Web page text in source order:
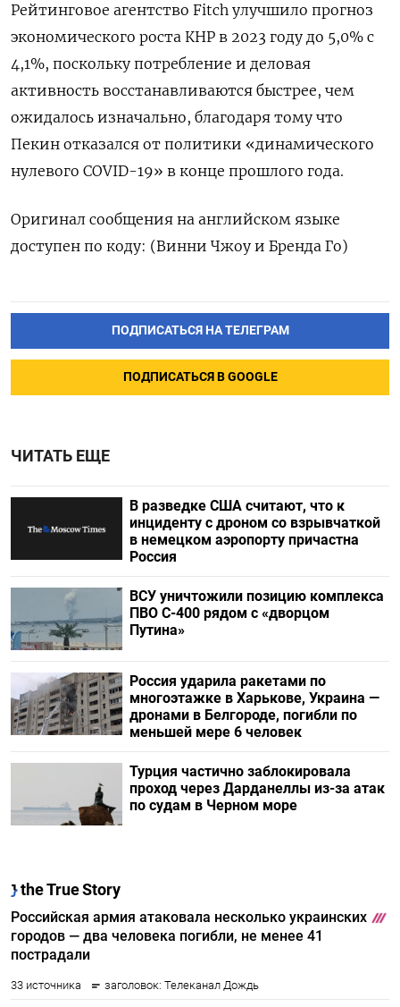
Рейтинговое агентство Fitch улучшило прогноз
экономического роста КНР в 2023 году до 5,0% с
4,1%, поскольку потребление и деловая
активность восстанавливаются быстрее, чем
ожидалось изначально, благодаря тому что
Пекин отказался от политики «динамического
нулевого COVID-19» в конце прошлого года.
Оригинал сообщения на английском языке
доступен по коду: (Винни Чжоу и Бренда Го)
ПОДПИСАТЬСЯ НА ТЕЛЕГРАМ
ПОДПИСАТЬСЯ В GOOGLE
ЧИТАТЬ ЕЩЕ
В разведке США считают, что к
инциденту с дроном со взрывчаткой
в немецком аэропорту причастна
Россия
ВСУ уничтожили позицию комплекса
ПВО С-400 рядом с «дворцом
Путина»
Россия ударила ракетами по
многоэтажке в Харькове, Украина —
дронами в Белгороде, погибли по
меньшей мере 6 человек
Турция частично заблокировала
проход через Дарданеллы из-за атак
по судам в Черном море